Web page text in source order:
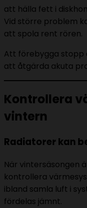
att hälla fett i
Vid större problem
att spola rent rören.
Att förebygga stopp
att åtgärda akuta
Kontrollera
vintern
Radiatorer kan
När vintersäsongen
kontrollera
ibland samla luft i
fördelas jämnt.